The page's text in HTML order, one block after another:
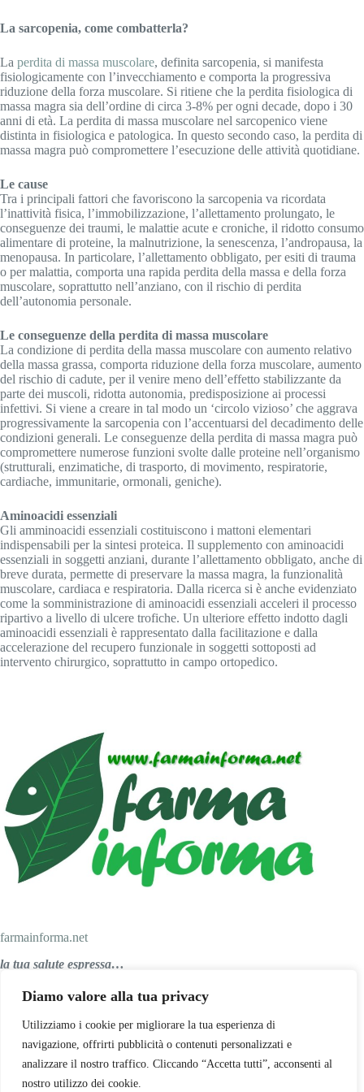
Diamo valore alla tua privacy
Utilizziamo i cookie per migliorare la tua esperienza di
navigazione, offrirti pubblicità o contenuti personalizzati e
analizzare il nostro traffico. Cliccando “Accetta tutti”, acconsenti al
nostro utilizzo dei cookie.
La sarcopenia, come combatterla?
La perdita di massa muscolare, definita sarcopenia, si manifesta
fisiologicamente con l’invecchiamento e comporta la progressiva
riduzione della forza muscolare. Si ritiene che la perdita fisiologica di
massa magra sia dell’ordine di circa 3-8% per ogni decade, dopo i 30
anni di età. La perdita di massa muscolare nel sarcopenico viene
distinta in fisiologica e patologica. In questo secondo caso, la perdita di
massa magra può compromettere l’esecuzione delle attività quotidiane.
Le cause
Tra i principali fattori che favoriscono la sarcopenia va ricordata
l’inattività fisica, l’immobilizzazione, l’allettamento prolungato, le
conseguenze dei traumi, le malattie acute e croniche, il ridotto consumo
alimentare di proteine, la malnutrizione, la senescenza, l’andropausa, la
menopausa. In particolare, l’allettamento obbligato, per esiti di trauma
o per malattia, comporta una rapida perdita della massa e della forza
muscolare, soprattutto nell’anziano, con il rischio di perdita
dell’autonomia personale.
Le conseguenze della perdita di massa muscolare
La condizione di perdita della massa muscolare con aumento relativo
della massa grassa, comporta riduzione della forza muscolare, aumento
del rischio di cadute, per il venire meno dell’effetto stabilizzante da
parte dei muscoli, ridotta autonomia, predisposizione ai processi
infettivi. Si viene a creare in tal modo un ‘circolo vizioso’ che aggrava
progressivamente la sarcopenia con l’accentuarsi del decadimento delle
condizioni generali. Le conseguenze della perdita di massa magra può
compromettere numerose funzioni svolte dalle proteine nell’organismo
(strutturali, enzimatiche, di trasporto, di movimento, respiratorie,
cardiache, immunitarie, ormonali, geniche).
Aminoacidi essenziali
Gli amminoacidi essenziali costituiscono i mattoni elementari
indispensabili per la sintesi proteica. Il supplemento con aminoacidi
essenziali in soggetti anziani, durante l’allettamento obbligato, anche di
breve durata, permette di preservare la massa magra, la funzionalità
muscolare, cardiaca e respiratoria. Dalla ricerca si è anche evidenziato
come la somministrazione di aminoacidi essenziali acceleri il processo
ripartivo a livello di ulcere trofiche. Un ulteriore effetto indotto dagli
aminoacidi essenziali è rappresentato dalla facilitazione e dalla
accelerazione del recupero funzionale in soggetti sottoposti ad
intervento chirurgico, soprattutto in campo ortopedico.
farmainforma.net
la tua salute espressa…
Personal Salus srl
Via Papa Giovanni XXIII, 47